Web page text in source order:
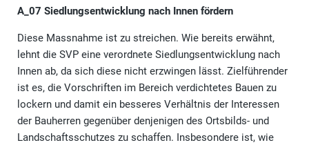
A_07 Siedlungsentwicklung nach Innen fördern
Diese Massnahme ist zu streichen. Wie bereits erwähnt,
lehnt die SVP eine verordnete Siedlungsentwicklung nach
Innen ab, da sich diese nicht erzwingen lässt. Zielführender
ist es, die Vorschriften im Bereich verdichtetes Bauen zu
lockern und damit ein besseres Verhältnis der Interessen
der Bauherren gegenüber denjenigen des Ortsbilds- und
Landschaftsschutzes zu schaffen. Insbesondere ist, wie